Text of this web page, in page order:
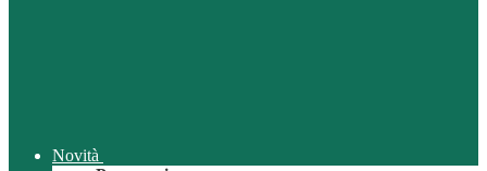
Novità